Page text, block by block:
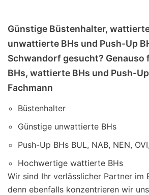
Günstige Büstenhalter,
unwattierte BHs und Push-Up
Schwandorf gesucht?
BHs, wattierte BHs und Push-
Fachmann
Büstenhalter
Günstige unwattierte BHs
Push-Up BHs BUL, NAB, NEN,
Hochwertige wattierte BHs
Wir sind Ihr verlässlicher Partner im
denn ebenfalls konzentrieren wir